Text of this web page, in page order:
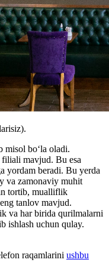
misol boʻla oladi.
mavjud. Bu esa
yordam beradi. Bu yerda
va zamonaviy muhit
tortib, mualliflik
tanlov mavjud.
va har birida qurilmalarni
ishlash uchun qulay.
raqamlarini ushbu